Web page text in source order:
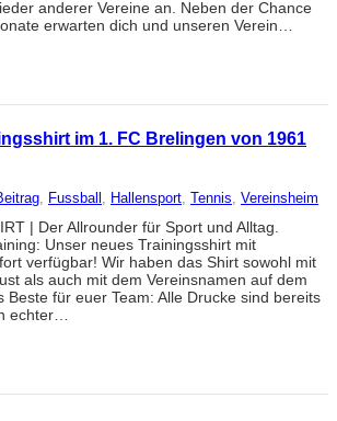
anderer Vereine an. Neben der Chance
erwarten dich und unseren Verein…
im 1. FC Brelingen von 1961
, Fussball , Hallensport, Tennis, Vereinsheim
| Der Allrounder für Sport und Alltag.
Unser neues Trainingsshirt mit
verfügbar! Wir haben das Shirt sowohl mit
als auch mit dem Vereinsnamen auf dem
Beste für euer Team: Alle Drucke sind bereits
echter…